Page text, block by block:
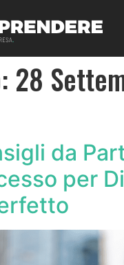
28
da
per